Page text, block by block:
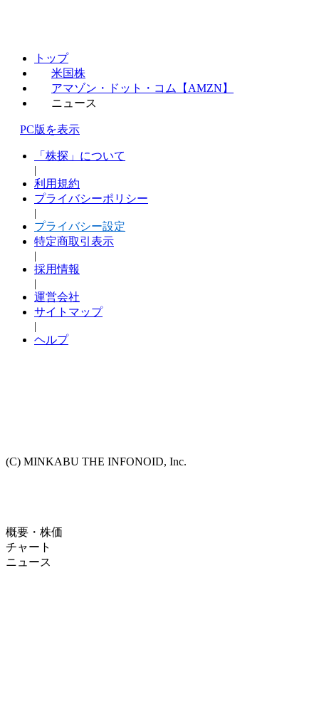
トップ
米国株
アマゾン・ドット・コム【AMZN】
ニュース
PC版を表示
「株探」について
|
利用規約
プライバシーポリシー
|
プライバシー設定
特定商取引表示
|
採用情報
|
運営会社
サイトマップ
|
ヘルプ
(C) MINKABU THE INFONOID, Inc.
概要・株価
チャート
ニュース